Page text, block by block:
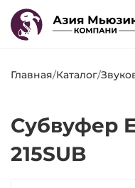
Главная/Каталог/
Субвуфер
215SUB